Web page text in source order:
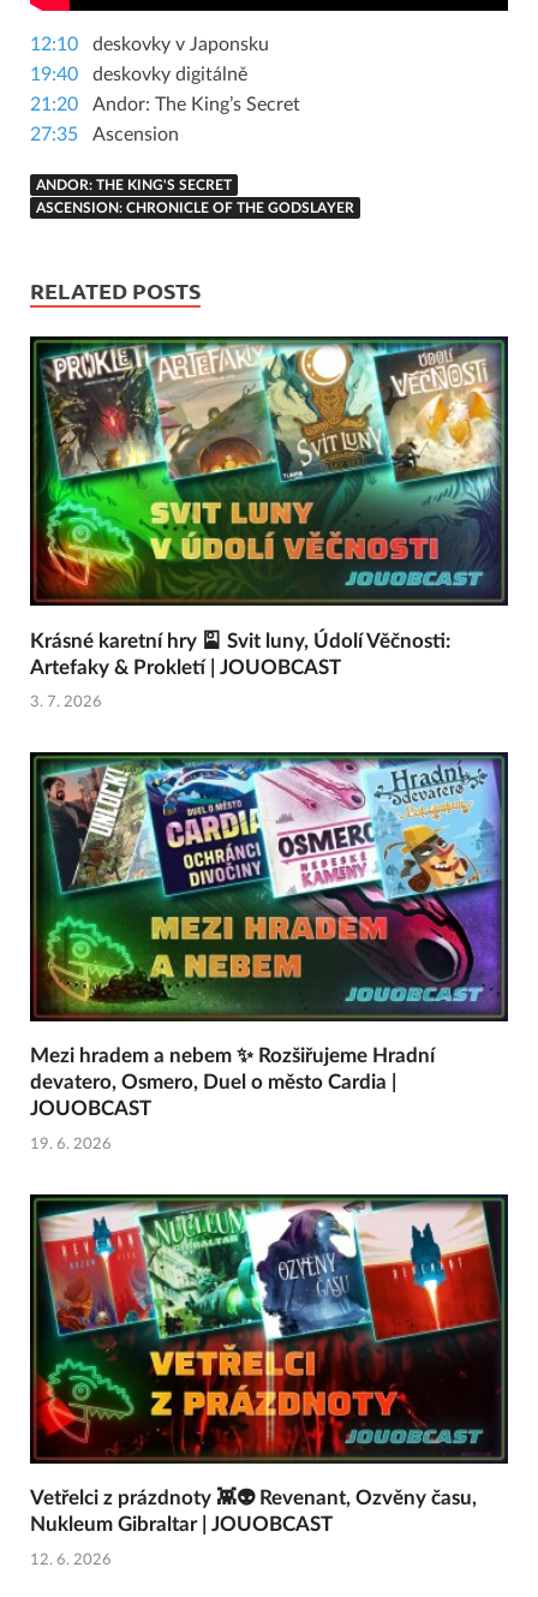
12:10 deskovky v Japonsku
19:40 deskovky digitálně
21:20 Andor: The King’s Secret
27:35 Ascension
ANDOR: THE KING'S SECRET
ASCENSION: CHRONICLE OF THE GODSLAYER
RELATED POSTS
Krásné karetní hry 🎴 Svit luny, Údolí Věčnosti:
Artefaky & Prokletí | JOUOBCAST
3. 7. 2026
Mezi hradem a nebem ✨ Rozšiřujeme Hradní
devatero, Osmero, Duel o město Cardia |
JOUOBCAST
19. 6. 2026
Vetřelci z prázdnoty 👾👽 Revenant, Ozvěny času,
Nukleum Gibraltar | JOUOBCAST
12. 6. 2026